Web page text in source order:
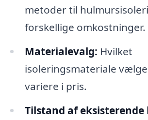
metoder til
forskellige omkostninger.
Materialevalg: Hvilket
isoleringsmateriale
variere i pris.
Tilstand af eksisterende